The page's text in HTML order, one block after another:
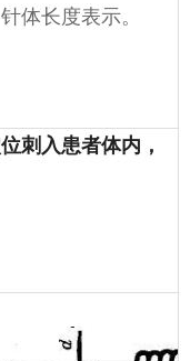
体长度表示。
刺入患者体内，